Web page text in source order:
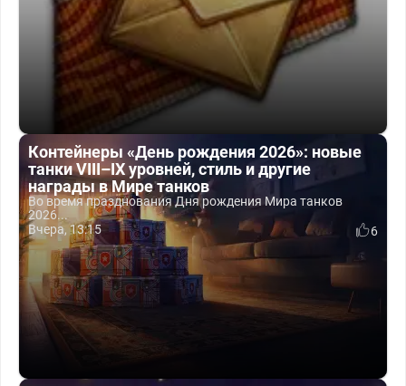
Контейнеры «День рождения 2026»: новые
танки VIII–IX уровней, стиль и другие
награды в Мире танков
Во время празднования Дня рождения Мира танков
2026...
Вчера, 13:15
6